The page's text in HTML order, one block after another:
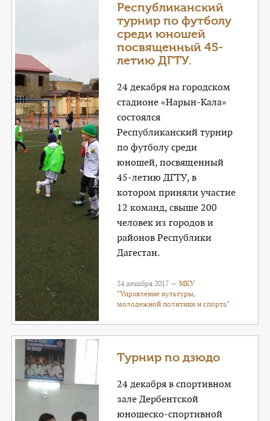
Республиканский
турнир по футболу
среди юношей
посвященный 45-
летию ДГТУ.
24 декабря на городском
стадионе «Нарын-Кала»
состоялся
Республиканский турнир
по футболу среди
юношей, посвященный
45-летию ДГТУ, в
котором приняли участие
12 команд, свыше 200
человек из городов и
районов Республики
Дагестан.
24 декабря 2017 —МКУ
"Управление культуры,
молодежной политики и спорта"
Турнир по дзюдо
24 декабря в спортивном
зале Дербентской
юношеско-спортивной